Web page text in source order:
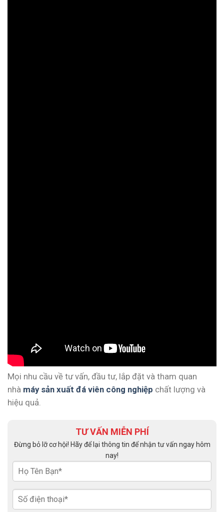
Mọi nhu cầu về tư vấn, đầu tư, lắp đặt và tham quan
nhà máy sản xuất đá viên công nghiệp chất lượng và
hiệu quả.
TƯ VẤN MIỄN PHÍ
Đừng bỏ lỡ cơ hội! Hãy để lại thông tin để nhận tư vấn ngay hôm
nay!